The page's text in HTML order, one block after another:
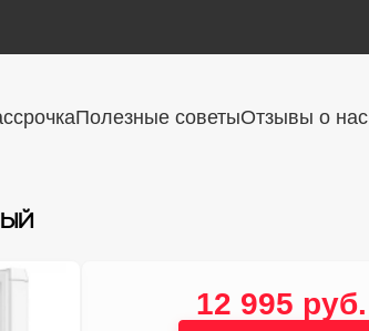
Полезные советыОтзывы о нас
12 995 руб.